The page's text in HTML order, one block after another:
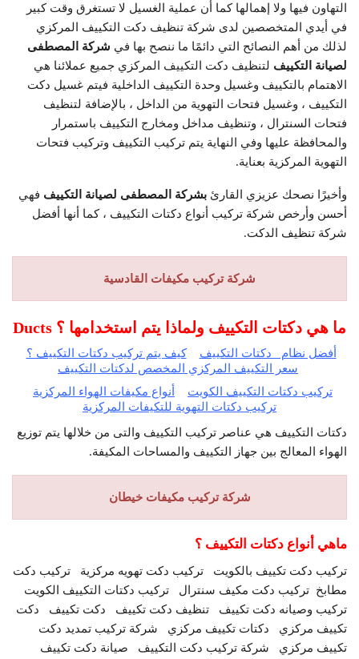
التهاون فيها ولا إهمالها كما أن عملية الغسيل لا تستغرق وقت كبير
في أيدي المتخصصين لدى شركة تنظيف دكت التكييف المركزي
لذلك من أهم النصائح التي دائمًا ما ننصح بها في شركة المصطفى
لصيانة التكييف لتنظيف دكت التكييف المركزي جميع عملائنا هي
الاهتمام بالتكييف وغسيل وحدة التكييف الداخلية فيتم غسيل دكت
التكييف ، وغسيل فتحات التهوية من الداخل ، بالإضافة لتنظيف
فتحات السنترال ، وتنظيف مداخل ومخارج التكييف باستمرار
والمحافظة عليها وفي النهاية يتم تركيب التكييف وتركيب فتحات
التهوية المركزية بعناية.
وأخيرًا نصحك عزيزي القارئ بشركة المصطفى لصيانة التكييف فهي
أحسن وأرخص شركة تركيب أنواع دكتات التكييف ، كما أنها أفضل
شركة تنظيف الدكت.
شركة تركيب مكيفات القادسية
ما هي دكتات التكييف ولماذا يتم استخدامها ؟ Ducts
أفضل نظام دكتات التكييف
كيف يتم تركيب دكتات التكييف ؟
سعر التكييف المركزي المخصص لدكتات التكييف
تركيب دكتات التكييف الكويت
أنواع مكيفات الهواء المركزية
تركيب دكتات التهوية للتكيفات المركزية
دكتات التكييف هي عناصر تركيب التكييف والتى من خلالها يتم توزيع
الهواء المعالج بين جهاز التكييف والمساحات المكيفة.
شركة تركيب مكيفات خيطان
ماهي أنواع دكتات التكييف ؟
تركيب دكت تكييف بالكويت تركيب دكت تهويه مركزية
تركيب دكت
مطابخ تركيب دكت مكيف سنترال
تركيب دكتات التكييف الكويت
تركيب وصيانه دكت تكييف
تنظيف دكت تكييف دكت تكييف
دكت
تكييف مركزي
دكتات تكييف مركزي
شركة تركيب تمديد دكت
تكييف مركزي
شركة تركيب دكت التكييف
صيانة دكت تكييف